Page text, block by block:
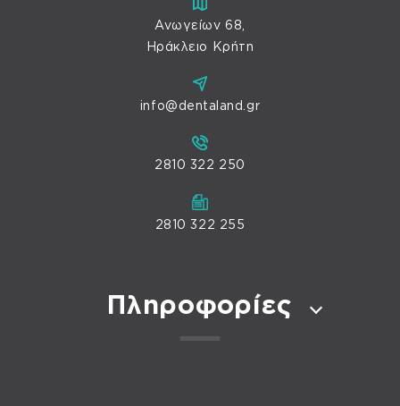
Ανωγείων 68,
Ηράκλειο Κρήτη
info@dentaland.gr
2810 322 250
2810 322 255
Πληροφορίες